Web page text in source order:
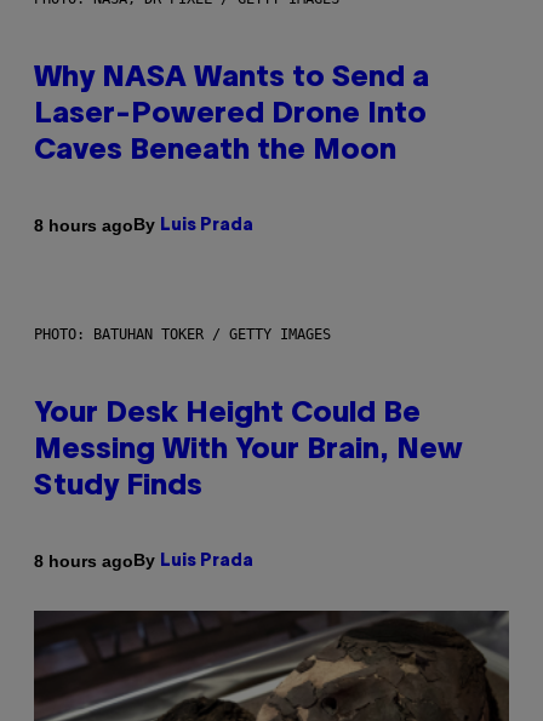
Why NASA Wants to Send a
Laser-Powered Drone Into
Caves Beneath the Moon
8 hours agoBy Luis Prada
PHOTO: BATUHAN TOKER / GETTY IMAGES
Your Desk Height Could Be
Messing With Your Brain, New
Study Finds
8 hours agoBy Luis Prada